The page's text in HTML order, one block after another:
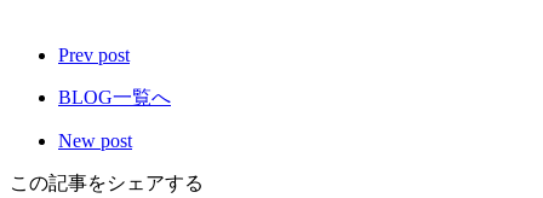
Prev post
BLOG一覧へ
New post
この記事をシェアする